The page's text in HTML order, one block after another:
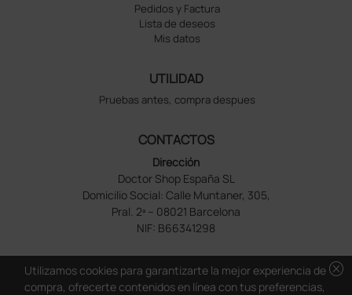
Pedidos y Factura
Lista de deseos
Mis datos
UTILIDAD
Pruebas antes, compra despues
CONTACTOS
Dirección
Doctor Shop España SL
Domicilio Social: Calle Muntaner, 305,
Pral. 2ª – 08021 Barcelona
NIF: B66341298
cancel
Utilizamos cookies para garantizarte la mejor experiencia de
compra, ofrecerte contenidos en línea con tus preferencias,